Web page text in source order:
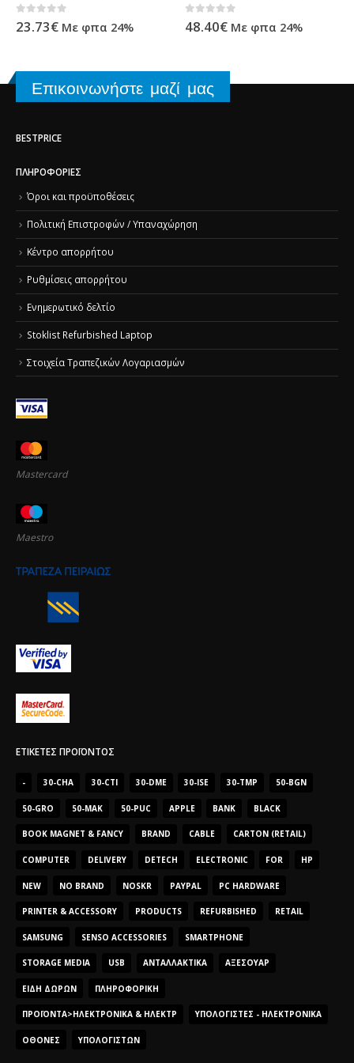
0out of 5
23.73€ Με φπα 24% 0out of 5
48.40€ Με φπα 24%
Επικοινωνήστε μαζί μας
BESTPRICE
ΠΛΗΡΟΦΟΡΊΕΣ
Όροι και προϋποθέσεις
Πολιτική Επιστροφών / Υπαναχώρηση
Κέντρο απορρήτου
Ρυθμίσεις απορρήτου
Ενημερωτικό δελτίο
Stoklist Refurbished Laptop
Στοιχεία Τραπεζικών Λογαριασμών
Mastercard
Maestro
ΕΤΙΚΈΤΕΣ ΠΡΟΪΌΝΤΟΣ
- 30-CHA 30-CTI 30-DME 30-ISE 30-TMP 50-BGN
50-GRO 50-MAK 50-PUC APPLE BANK BLACK
BOOK MAGNET & FANCY BRAND CABLE CARTON (RETAIL)
COMPUTER DELIVERY DETECH ELECTRONIC FOR HP
NEW NO BRAND NOSKR PAYPAL PC HARDWARE
PRINTER & ACCESSORY PRODUCTS REFURBISHED RETAIL
SAMSUNG SENSO ACCESSORIES SMARTPHONE
STORAGE MEDIA USB ΑΝΤΑΛΛΑΚΤΙΚΆ ΑΞΕΣΟΥΆΡ
ΕΊΔΗ ΔΏΡΩΝ ΠΛΗΡΟΦΟΡΙΚΉ
ΠΡΟΪΌΝΤΑ>ΗΛΕΚΤΡΟΝΙΚΆ & ΗΛΕΚΤΡ ΥΠΟΛΟΓΙΣΤΈΣ - ΗΛΕΚΤΡΟΝΙΚΆ
ΟΘΌΝΕΣ ΥΠΟΛΟΓΙΣΤΏΝ